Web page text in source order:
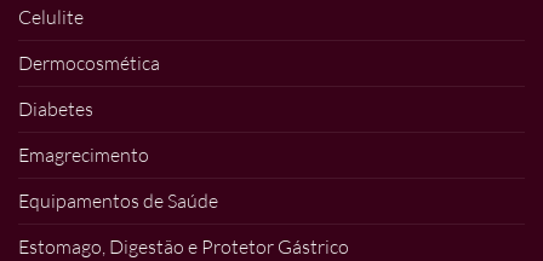
Celulite
Dermocosmética
Diabetes
Emagrecimento
Equipamentos de Saúde
Estomago, Digestão e Protetor Gástrico